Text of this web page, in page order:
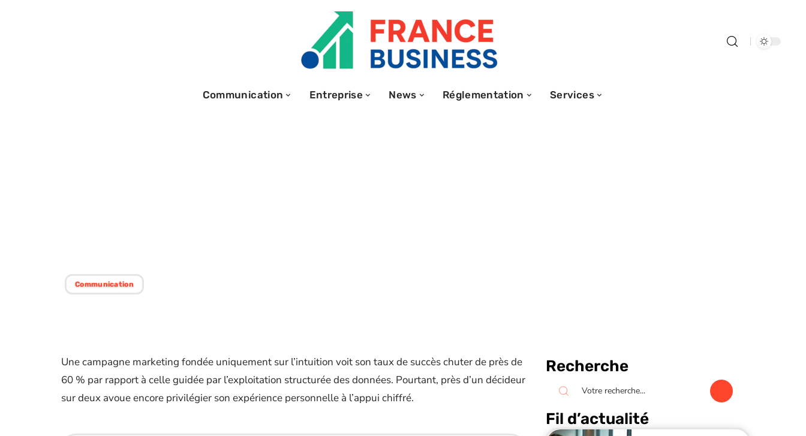
Communication Entreprise News Réglementation Services
Communication
Une campagne marketing fondée uniquement sur l’intuition voit son taux de succès chuter de près de
60 % par rapport à celle guidée par l’exploitation structurée des données. Pourtant, près d’un décideur
sur deux avoue encore privilégier son expérience personnelle à l’appui chiffré.
Recherche
Fil d’actualité